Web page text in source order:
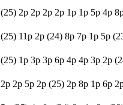
(25) 2p 2p 2p 2p 1p 1p 5p 4p 8
(25) 11p 2p (24) 8p 7p 1p 5p
(25) 1p 3p 3p 6p 4p 4p 3p 2p
2p 2p 5p 2p (25) 2p 8p 1p 6p 2